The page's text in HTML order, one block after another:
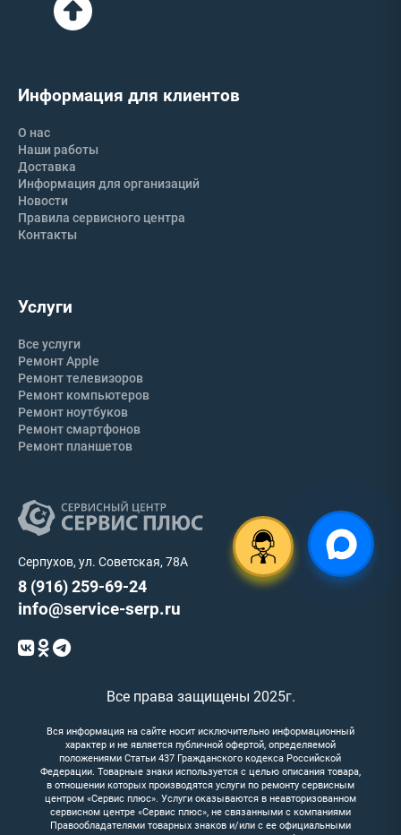
Серпухов, ул. Советская, 78А
8 (916) 259-69-24
info@service-serp.ru
Услуги
Все услуги
Ремонт Apple
Ремонт телевизоров
Ремонт компьютеров
Ремонт ноутбуков
Ремонт смартфонов
Ремонт планшетов
Информация для клиентов
О нас
Наши работы
Доставка
Информация для организаций
Новости
Правила сервисного центра
Контакты
Все права защищены 2025г.
Вся информация на сайте носит исключительно информационный
характер и не является публичной офертой, определяемой
положениями Статьи 437 Гражданского кодекса Российской
Федерации. Товарные знаки используется с целью описания товара,
в отношении которых производятся услуги по ремонту сервисным
центром «Сервис плюс». Услуги оказываются в неавторизованном
сервисном центре «Сервис плюс», не связанными с компаниями
Правообладателями товарных знаков и/или с ее официальными